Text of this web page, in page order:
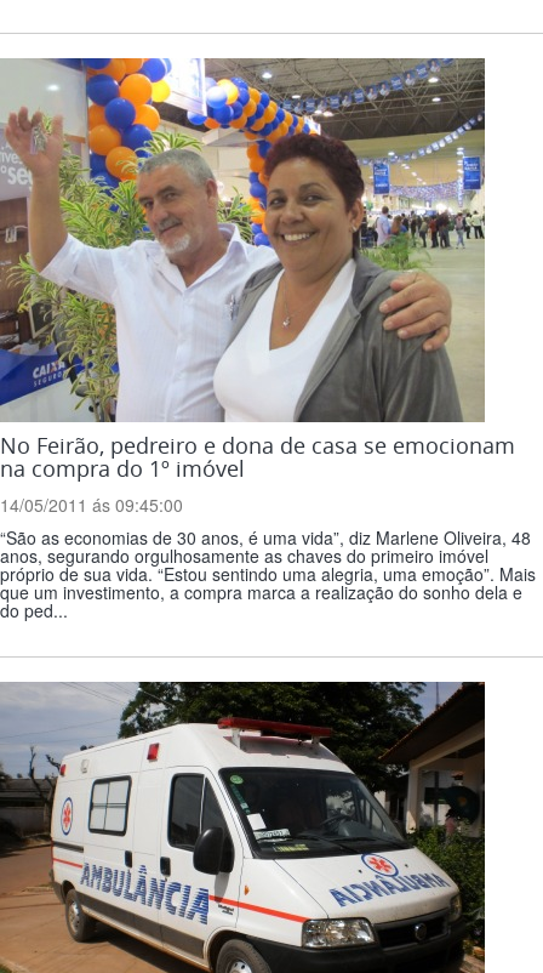
No Feirão, pedreiro e dona de casa se emocionam
na compra do 1º imóvel
14/05/2011 ás 09:45:00
“São as economias de 30 anos, é uma vida”, diz Marlene Oliveira, 48
anos, segurando orgulhosamente as chaves do primeiro imóvel
próprio de sua vida. “Estou sentindo uma alegria, uma emoção”. Mais
que um investimento, a compra marca a realização do sonho dela e
do ped...